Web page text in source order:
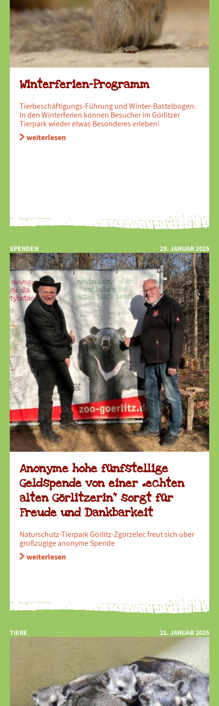
Winterferien-Programm
Tierbeschäftigungs-Führung und Winter-Bastelbogen.
In den Winterferien können Besucher im Görlitzer
Tierpark wieder etwas Besonderes erleben!
weiterlesen
SPENDEN 29. JANUAR 2025
Anonyme hohe fünfstellige
Geldspende von einer „echten
alten Görlitzerin“ sorgt für
Freude und Dankbarkeit
Naturschutz-Tierpark Görlitz-Zgorzelec freut sich über
großzügige anonyme Spende
weiterlesen
TIERE 21. JANUAR 2025